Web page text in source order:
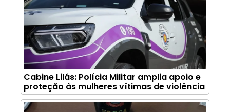
Cabine Lilás: Polícia Militar amplia apoio e
proteção às mulheres vítimas de violência